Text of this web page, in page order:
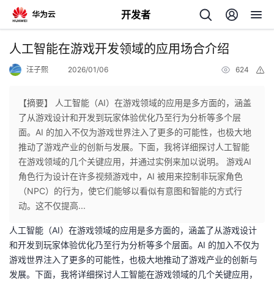
开发者
返
个
人
主
页
我
的
开
发
人工智能在游戏开发领域的应用场合介绍
汪子熙 2026/01/06 624
【摘要】 人工智能（AI）在游戏领域的应用是多方面的，涵盖
了从游戏设计和开发到玩家体验优化乃至行为分析等多个层
面。AI 的加入不仅为游戏世界注入了更多的可能性，也极大地
推动了游戏产业的创新与发展。下面，我将详细探讨人工智能
在游戏领域的几个关键应用，并通过实例来加以说明。 游戏AI
角色行为设计在许多视频游戏中，AI 被用来控制非玩家角色
（NPC）的行为，使它们能够以看似有意图和智能的方式行
动。这不仅提高...
人工智能（AI）在游戏领域的应用是多方面的，涵盖了从游戏设计
和开发到玩家体验优化乃至行为分析等多个层面。AI 的加入不仅为
游戏世界注入了更多的可能性，也极大地推动了游戏产业的创新与
发展。下面，我将详细探讨人工智能在游戏领域的几个关键应用，